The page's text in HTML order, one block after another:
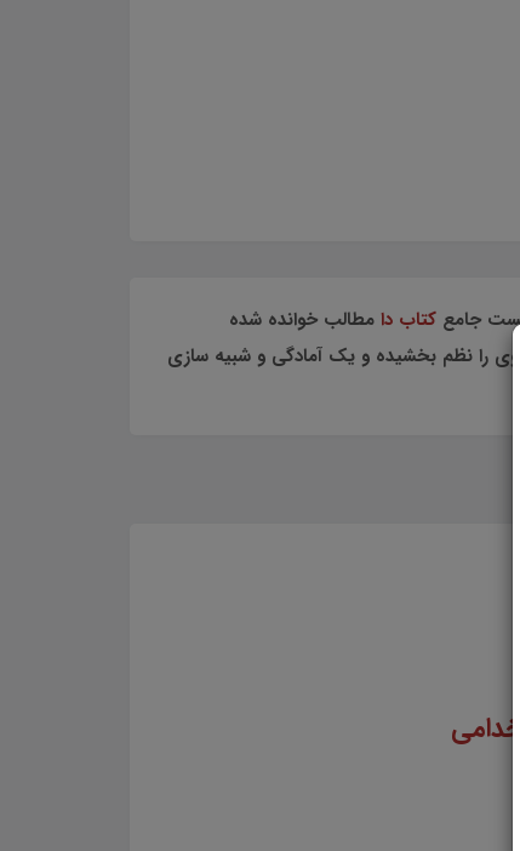
جامع کتاب دا مطالب خوانده شده
را نظم بخشیده و یک آمادگی و شبیه سازی